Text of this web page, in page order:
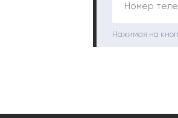
Номер
Нажимая на